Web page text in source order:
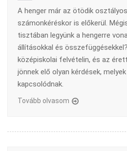
A henger már az ötödik
számonkéréskor is előkerül.
tisztában legyünk a hengerre
állításokkal és
középiskolai felvételin, és az
jönnek elő olyan kérdések,
kapcsolódnak.
Tovább olvasom